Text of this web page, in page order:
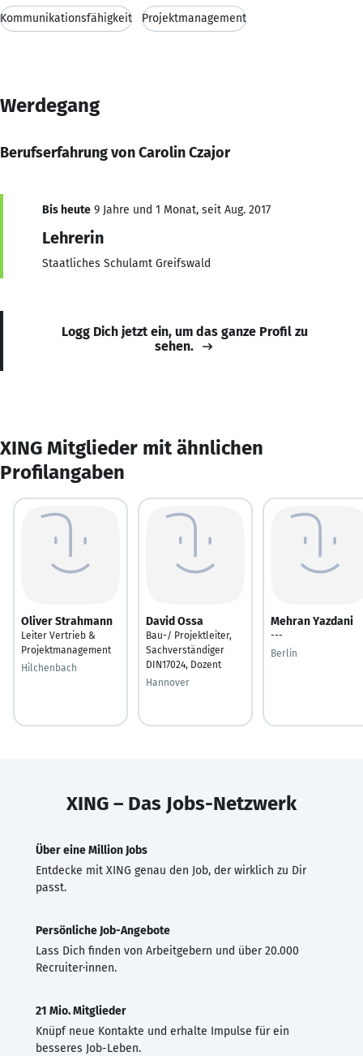
Kommunikationsfähigkeit Projektmanagement
Werdegang
Berufserfahrung von Carolin Czajor
Bis heute 9 Jahre und 1 Monat, seit Aug. 2017
Lehrerin
Staatliches Schulamt Greifswald
Logg Dich jetzt ein, um das ganze Profil zu
sehen.
XING Mitglieder mit ähnlichen
Profilangaben
Oliver Strahmann
Leiter Vertrieb &
Projektmanagement
Hilchenbach
David Ossa
Bau-/ Projektleiter,
Sachverständiger
DIN17024, Dozent
Hannover
Mehran Yazdani
---
Berlin
XING – Das Jobs-Netzwerk
Über eine Million Jobs
Entdecke mit XING genau den Job, der wirklich zu Dir
passt.
Persönliche Job-Angebote
Lass Dich finden von Arbeitgebern und über 20.000
Recruiter·innen.
21 Mio. Mitglieder
Knüpf neue Kontakte und erhalte Impulse für ein
besseres Job-Leben.